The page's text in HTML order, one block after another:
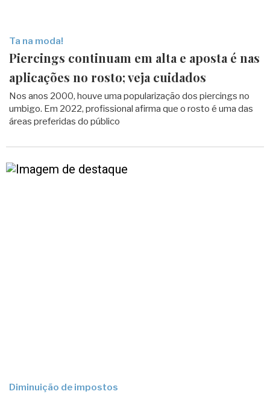
Ta na moda!
Piercings continuam em alta e aposta é nas
aplicações no rosto; veja cuidados
Nos anos 2000, houve uma popularização dos piercings no
umbigo. Em 2022, profissional afirma que o rosto é uma das
áreas preferidas do público
Diminuição de impostos